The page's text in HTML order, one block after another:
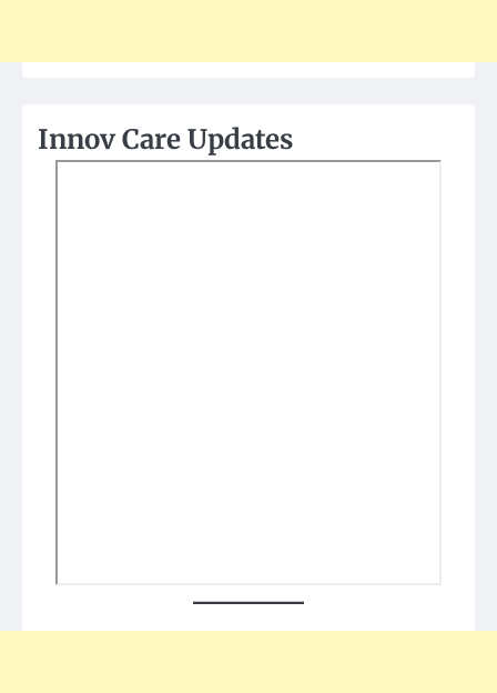
Innov Care Updates